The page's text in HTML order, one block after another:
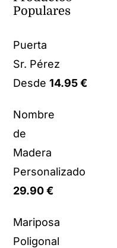
Populares
Puerta
Sr. Pérez
Desde14.95€
Nombre
de
Madera
Personalizado
29.90€
Mariposa
Poligonal